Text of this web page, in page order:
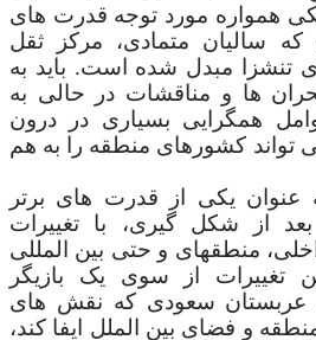
همواره مورد توجه قدرت های
که سالیان متمادی، مرکز ثقل
تنشزا مبدل شده است. باید به
ها و مناقشات در حالی به
همگرایی بسیاری در درون
تواند کشورهای منطقه را به هم
عنوان یکی از قدرت های برتر
از شکل گیری، با تغییرات
منطقهای و حتی بین المللی
تغییرات از سوی یک بازیگر
عربستان سعودی که نقش های
و فضای بین الملل ایفا کند،